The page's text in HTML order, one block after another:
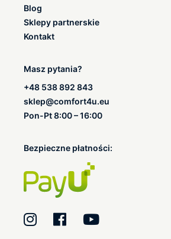
Blog
Sklepy partnerskie
Kontakt
Masz pytania?
+48 538 892 843
sklep@comfort4u.eu
Pon-Pt 8:00 – 16:00
Bezpieczne płatności: